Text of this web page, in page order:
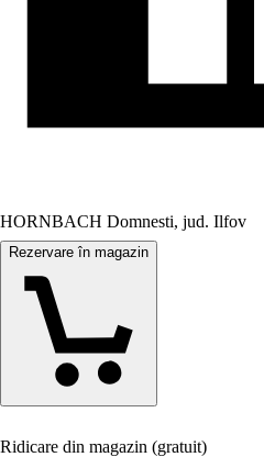
HORNBACH Domnesti, jud. Ilfov
Rezervare în magazin
Ridicare din magazin (gratuit)